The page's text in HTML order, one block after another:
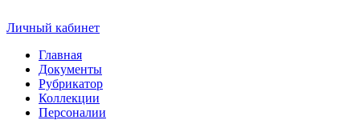
Личный кабинет
Главная
Документы
Рубрикатор
Коллекции
Персоналии